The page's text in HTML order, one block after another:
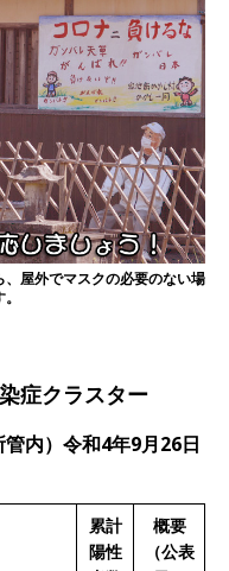
屋外でマスクの必要のない場
症クラスター
内）令和4年9月26日
累計
陽性
概要
（公表